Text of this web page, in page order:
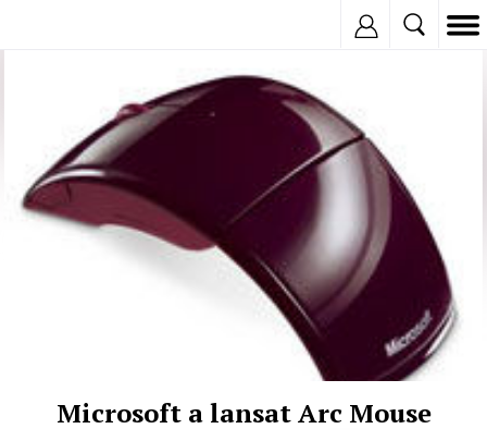
Microsoft a lansat Arc Mouse